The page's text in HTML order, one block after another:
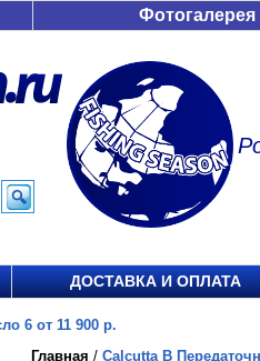
Фотогалерея
ДОСТАВКА И ОПЛАТА
6 от 11 900 р.
Главная / Calcutta B